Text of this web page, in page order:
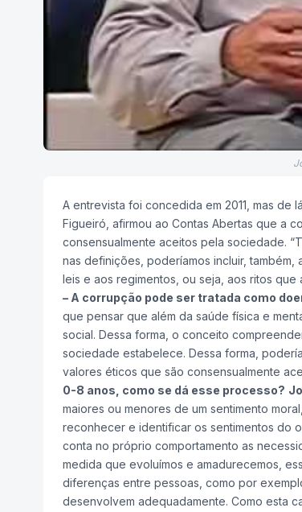
A entrevista foi concedida em 2011, mas
Figueiró, afirmou ao Contas Abertas que a
consensualmente aceitos pela sociedade.
nas definições, poderíamos incluir,
leis e aos regimentos, ou seja, aos ritos
– A corrupção pode ser tratada como
que pensar que além da saúde física e
social. Dessa forma, o conceito
sociedade estabelece. Dessa forma,
valores éticos que são consensualmente
0-8 anos, como se dá esse processo?
maiores ou menores de um sentimento
reconhecer e identificar os sentimentos do
conta no próprio comportamento as
medida que evoluímos e amadurecemos,
diferenças entre pessoas, como por
desenvolvem adequadamente. Como esta